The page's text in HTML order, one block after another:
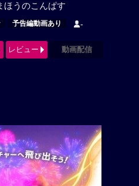
ほうのこんぱす
予告編動画あり -
レビュー 動画配信